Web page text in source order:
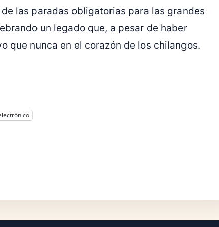
las paradas obligatorias para las grandes
un legado que, a pesar de haber
que nunca en el corazón de los chilangos.